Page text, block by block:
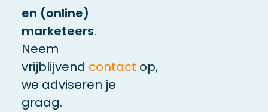
en (online)
marketeers.
Neem
vrijblijvend contact op,
we adviseren je
graag.